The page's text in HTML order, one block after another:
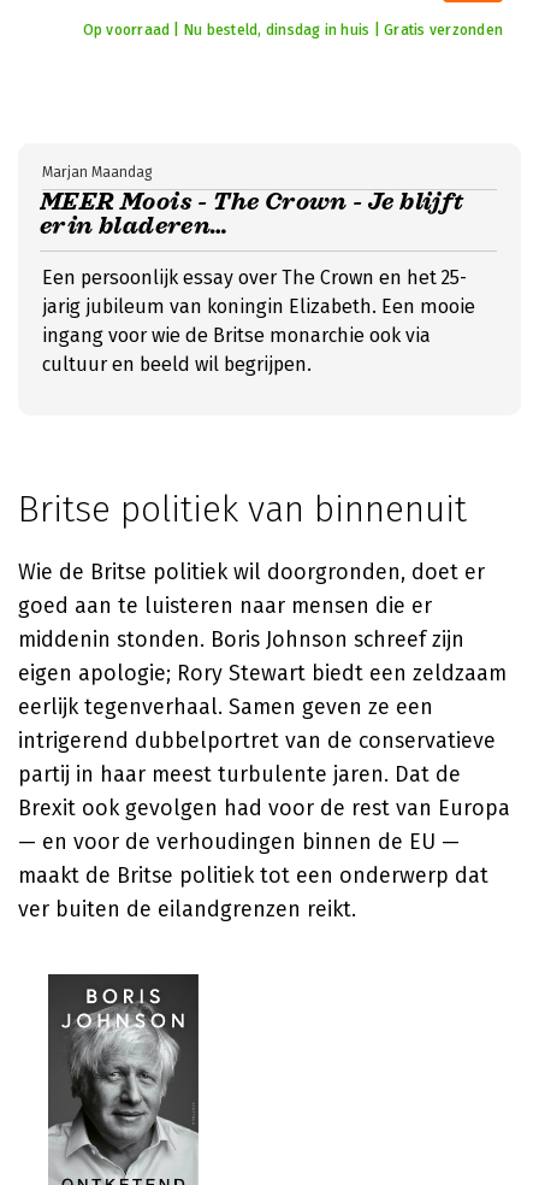
Op voorraad | Nu besteld, dinsdag in huis | Gratis verzonden
MEER Moois - The Crown - Je blijft
erin bladeren…
Marjan Maandag
Een persoonlijk essay over The Crown en het 25-
jarig jubileum van koningin Elizabeth. Een mooie
ingang voor wie de Britse monarchie ook via
cultuur en beeld wil begrijpen.
Britse politiek van binnenuit
Wie de Britse politiek wil doorgronden, doet er
goed aan te luisteren naar mensen die er
middenin stonden. Boris Johnson schreef zijn
eigen apologie; Rory Stewart biedt een zeldzaam
eerlijk tegenverhaal. Samen geven ze een
intrigerend dubbelportret van de conservatieve
partij in haar meest turbulente jaren. Dat de
Brexit ook gevolgen had voor de rest van Europa
— en voor de verhoudingen binnen de EU —
maakt de Britse politiek tot een onderwerp dat
ver buiten de eilandgrenzen reikt.